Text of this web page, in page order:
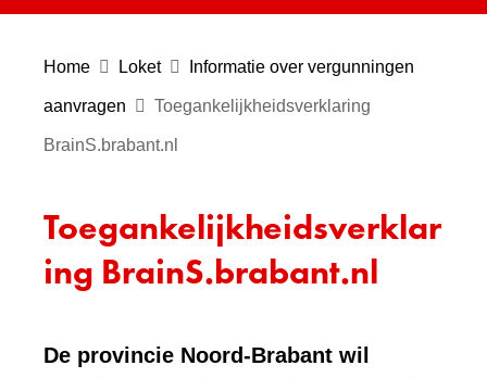
e
Home Loket Informatie over vergunningen
aanvragen Toegankelijkheidsverklaring
BrainS.brabant.nl
Toegankelijkheidsverklar
ing BrainS.brabant.nl
De provincie Noord-Brabant wil